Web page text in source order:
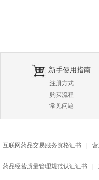
新手使用指南
注册方式
购买流程
常见问题
互联网药品交易服务资格证书
药品经营质量管理规范认证证书